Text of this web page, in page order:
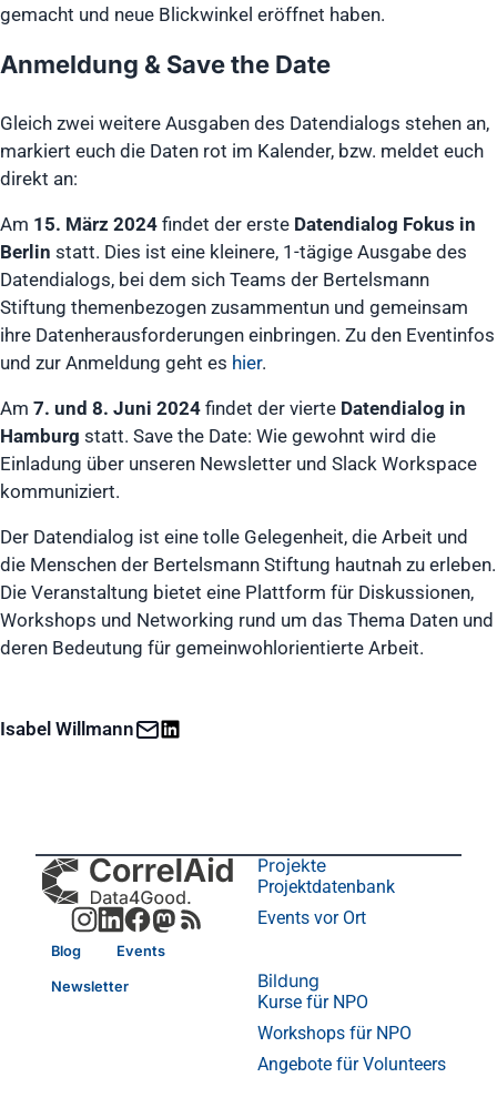
gemacht und neue Blickwinkel eröffnet haben.
Anmeldung & Save the Date
Gleich zwei weitere Ausgaben des Datendialogs stehen an,
markiert euch die Daten rot im Kalender, bzw. meldet euch
direkt an:
Am 15. März 2024 findet der erste Datendialog Fokus in
Berlin statt. Dies ist eine kleinere, 1-tägige Ausgabe des
Datendialogs, bei dem sich Teams der Bertelsmann
Stiftung themenbezogen zusammentun und gemeinsam
ihre Datenherausforderungen einbringen. Zu den Eventinfos
und zur Anmeldung geht es hier.
Am 7. und 8. Juni 2024 findet der vierte Datendialog in
Hamburg statt. Save the Date: Wie gewohnt wird die
Einladung über unseren Newsletter und Slack Workspace
kommuniziert.
Der Datendialog ist eine tolle Gelegenheit, die Arbeit und
die Menschen der Bertelsmann Stiftung hautnah zu erleben.
Die Veranstaltung bietet eine Plattform für Diskussionen,
Workshops und Networking rund um das Thema Daten und
deren Bedeutung für gemeinwohlorientierte Arbeit.
Isabel Willmann
Blog Events
Newsletter
Projekte
Projektdatenbank
Events vor Ort
Bildung
Kurse für NPO
Workshops für NPO
Angebote für Volunteers